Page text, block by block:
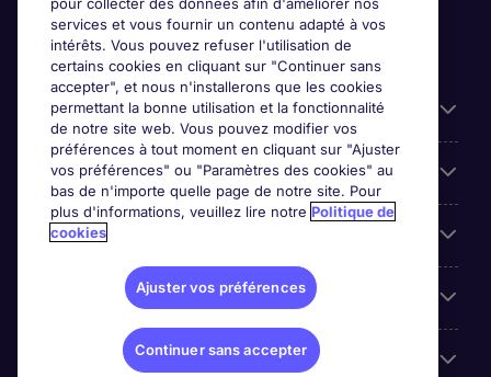
Candidats
Entreprises
Contact
Les avis Google
Nos offres d'emploi
services et vous fournir un contenu adapté à vos
intérêts. Vous pouvez refuser l'utilisation de
certains cookies en cliquant sur "Continuer sans
accepter", et nous n'installerons que les cookies
permettant la bonne utilisation et la fonctionnalité
de notre site web. Vous pouvez modifier vos
préférences à tout moment en cliquant sur "Ajuster
vos préférences" ou "Paramètres des cookies" au
bas de n'importe quelle page de notre site. Pour
plus d'informations, veuillez lire notre Politique de
cookies
Ajuster vos préférences
Continuer sans accepter